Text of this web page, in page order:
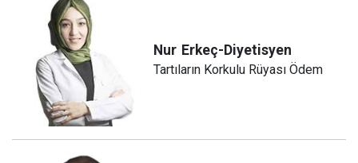
Nur Erkeç-Diyetisyen
Tartıların Korkulu Rüyası Ödem